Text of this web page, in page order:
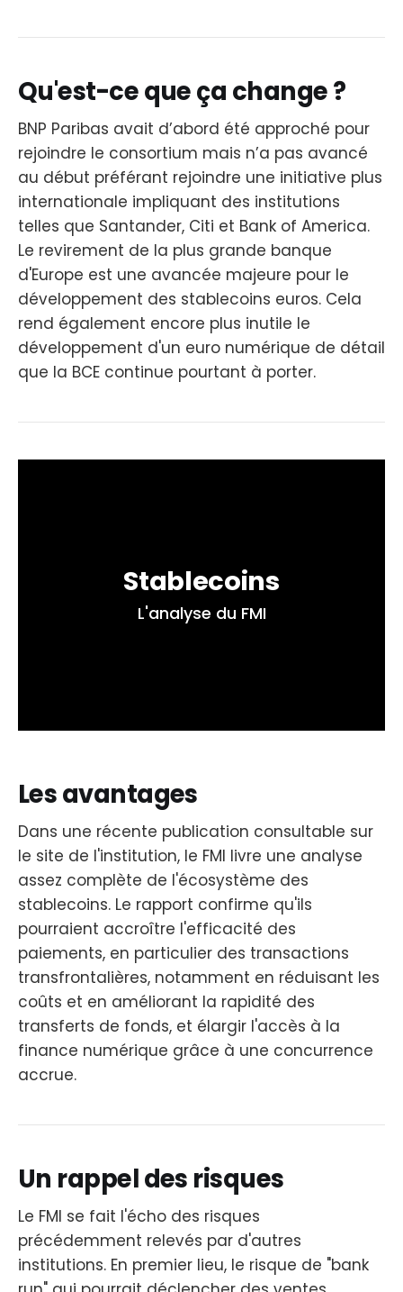
Qu'est-ce que ça change ?
BNP Paribas avait d’abord été approché pour
rejoindre le consortium mais n’a pas avancé
au début préférant rejoindre une initiative plus
internationale impliquant des institutions
telles que Santander, Citi et Bank of America.
Le revirement de la plus grande banque
d'Europe est une avancée majeure pour le
développement des stablecoins euros. Cela
rend également encore plus inutile le
développement d'un euro numérique de détail
que la BCE continue pourtant à porter.
Stablecoins
L'analyse du FMI
Les avantages
Dans une récente publication consultable sur
le site de l'institution, le FMI livre une analyse
assez complète de l'écosystème des
stablecoins. Le rapport confirme qu'ils
pourraient accroître l'efficacité des
paiements, en particulier des transactions
transfrontalières, notamment en réduisant les
coûts et en améliorant la rapidité des
transferts de fonds, et élargir l'accès à la
finance numérique grâce à une concurrence
accrue.
Un rappel des risques
Le FMI se fait l'écho des risques
précédemment relevés par d'autres
institutions. En premier lieu, le risque de "bank